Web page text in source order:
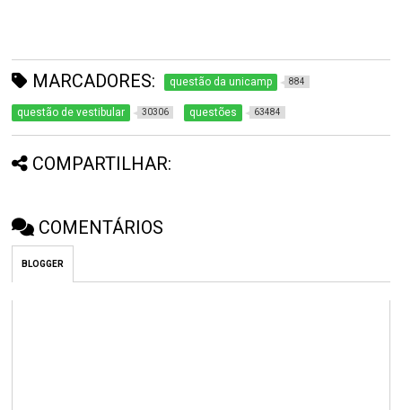
MARCADORES: questão da unicamp 884
questão de vestibular 30306 questões 63484
COMPARTILHAR:
COMENTÁRIOS
BLOGGER